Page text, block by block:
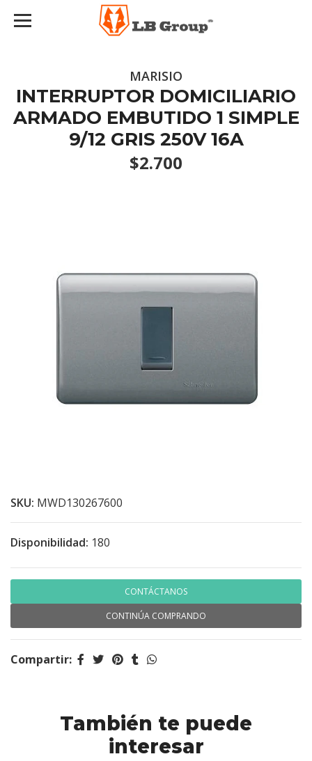
MARISIO
INTERRUPTOR DOMICILIARIO
ARMADO EMBUTIDO 1 SIMPLE
9/12 GRIS 250V 16A
$2.700
SKU: MWD130267600
Disponibilidad: 180
CONTÁCTANOS
CONTINÚA COMPRANDO
Compartir:
También te puede
interesar